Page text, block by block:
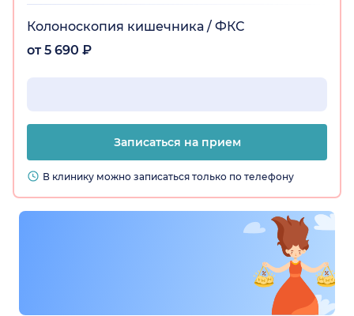
Колоноскопия кишечника / ФКС
от 5 690 ₽
Записаться на прием
В клинику можно записаться только по телефону